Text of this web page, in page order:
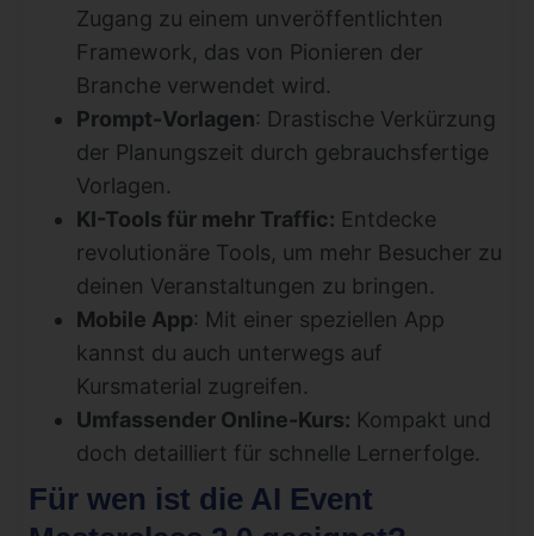
Zugang zu einem unveröffentlichten
Framework, das von Pionieren der
Branche verwendet wird.
Prompt-Vorlagen: Drastische Verkürzung
der Planungszeit durch gebrauchsfertige
Vorlagen.
KI-Tools für mehr Traffic: Entdecke
revolutionäre Tools, um mehr Besucher zu
deinen Veranstaltungen zu bringen.
Mobile App: Mit einer speziellen App
kannst du auch unterwegs auf
Kursmaterial zugreifen.
Umfassender Online-Kurs: Kompakt und
doch detailliert für schnelle Lernerfolge.
Für wen ist die AI Event